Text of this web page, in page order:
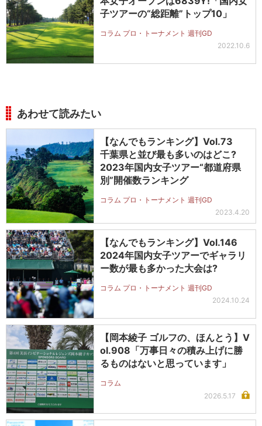
子ツアーの“総距離”トップ10」
コラム プロ・トーナメント 週刊GD
2022.10.6
あわせて読みたい
【なんでもランキング】Vol.73
千葉県と並び最も多いのはどこ?
2023年国内女子ツアー“都道府県
別”開催数ランキング
コラム プロ・トーナメント 週刊GD
2023.4.20
【なんでもランキング】Vol.146
2024年国内女子ツアーでギャラリ
ー数が最も多かった大会は?
コラム プロ・トーナメント 週刊GD
2024.10.24
【岡本綾子 ゴルフの、ほんとう】V
ol.908「万事日々の積み上げに勝
るものはないと思っています」
コラム
2026.5.17